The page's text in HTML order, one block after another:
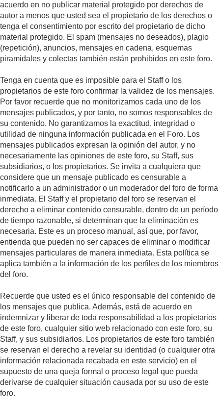
acuerdo en no publicar material protegido por derechos de
autor a menos que usted sea el propietario de los derechos o
tenga el consentimiento por escrito del propietario de dicho
material protegido. El spam (mensajes no deseados), plagio
(repetición), anuncios, mensajes en cadena, esquemas
piramidales y colectas también están prohibidos en este foro.
Tenga en cuenta que es imposible para el Staff o los
propietarios de este foro confirmar la validez de los mensajes.
Por favor recuerde que no monitorizamos cada uno de los
mensajes publicados, y por tanto, no somos responsables de
su contenido. No garantizamos la exactitud, integridad o
utilidad de ninguna información publicada en el Foro. Los
mensajes publicados expresan la opinión del autor, y no
necesariamente las opiniones de este foro, su Staff, sus
subsidiarios, o los propietarios. Se invita a cualquiera que
considere que un mensaje publicado es censurable a
notificarlo a un administrador o un moderador del foro de forma
inmediata. El Staff y el propietario del foro se reservan el
derecho a eliminar contenido censurable, dentro de un período
de tiempo razonable, si determinan que la eliminación es
necesaria. Este es un proceso manual, así que, por favor,
entienda que pueden no ser capaces de eliminar o modificar
mensajes particulares de manera inmediata. Esta política se
aplica también a la información de los perfiles de los miembros
del foro.
Recuerde que usted es el único responsable del contenido de
los mensajes que publica. Además, está de acuerdo en
indemnizar y liberar de toda responsabilidad a los propietarios
de este foro, cualquier sitio web relacionado con este foro, su
Staff, y sus subsidiarios. Los propietarios de este foro también
se reservan el derecho a revelar su identidad (o cualquier otra
información relacionada recabada en este servicio) en el
supuesto de una queja formal o proceso legal que pueda
derivarse de cualquier situación causada por su uso de este
foro.